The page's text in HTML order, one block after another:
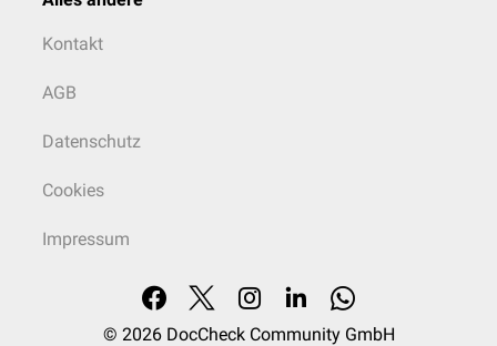
Kontakt
AGB
Datenschutz
Cookies
Impressum
© 2026 DocCheck Community GmbH